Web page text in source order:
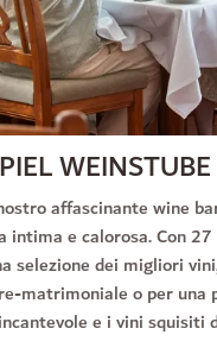
WEINSTUBE
affascinante wine
intima e calorosa. Con
selezione dei migliori
matrimoniale o per una
e i vini squisiti